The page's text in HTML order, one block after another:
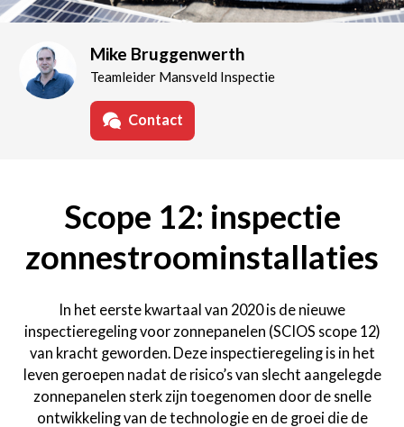
Mike Bruggenwerth
Teamleider Mansveld Inspectie
Contact
Scope 12: inspectie
zonnestroominstallaties
In het eerste kwartaal van 2020 is de nieuwe
inspectieregeling voor zonnepanelen (SCIOS scope 12)
van kracht geworden. Deze inspectieregeling is in het
leven geroepen nadat de risico’s van slecht aangelegde
zonnepanelen sterk zijn toegenomen door de snelle
ontwikkeling van de technologie en de groei die de